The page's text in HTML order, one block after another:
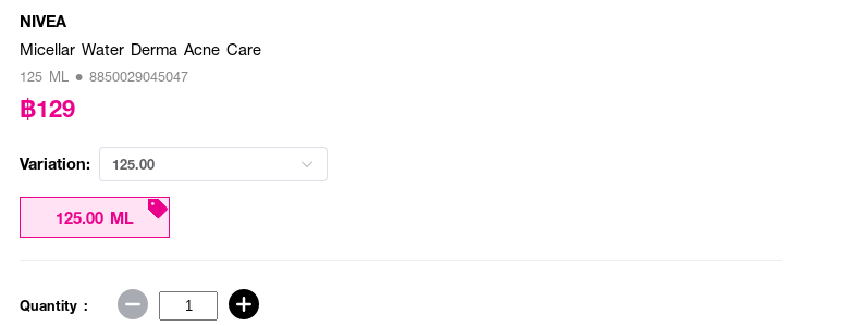
Purchase ฿399+
NIVEA
Micellar Water Derma Acne Care
125 ML • 8850029045047
฿129
Variation: 125.00
125.00 ML
Quantity :